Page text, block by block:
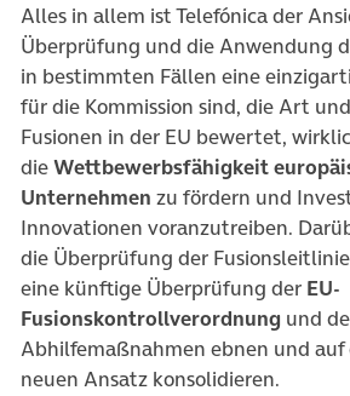
Alles in allem ist Telefónica der
Überprüfung und die Anwendung
in bestimmten Fällen eine
für die Kommission sind, die Art
Fusionen in der EU bewertet,
dieWettbewerbsfähigkeit
Unternehmen zu fördern und
Innovationen voranzutreiben.
die Überprüfung der
eine künftige Überprüfung der EU-
Fusionskontrollverordnung und
Abhilfemaßnahmen ebnen und auf
neuen Ansatz konsolidieren.